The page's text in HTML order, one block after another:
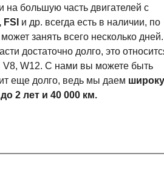
на большую часть двигателей с
и др. всегда есть в наличии, по
занять всего несколько
достаточно долго, это
V8, W12. С нами вы можете быть
еще долго, ведь мы даем
2 лет и 40 000 км.